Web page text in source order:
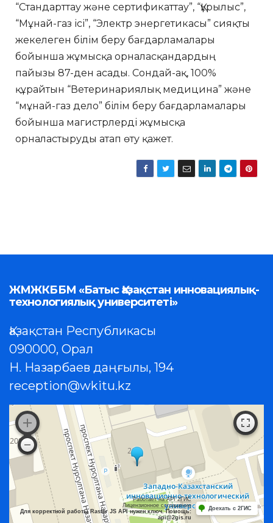
“Стандарттау және сертификаттау”, “Құрылыс”,
“Мұнай-газ ісі”, “Электр энергетикасы” сияқты
жекелеген білім беру бағдарламалары
бойынша жұмысқа орналасқандардың
пайызы 87-ден асады. Сондай-ақ, 100%
құрайтын “Ветеринариялық медицина” және
“мұнай-газ дело” білім беру бағдарламалары
бойынша магистрлерді жұмысқа
орналастыруды атап өту қажет.
ЖМЖКББМ «Батыс Қазақстан инновациялық-
технологиялық университеті»
Қазақстан Республикасы
090000, Орал
Н. Назарбаев даңғылы, 194
reception@wkitu.kz
Работает на API 2ГИС
Лицензионное соглашение
Для корректной работы Raster JS API нужен ключ. Помощь:
api@2gis.ru
Доехать с 2ГИС